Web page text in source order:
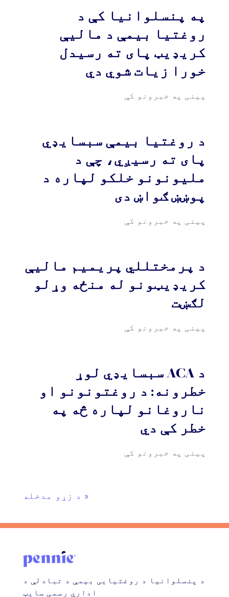
په پنسلوانیا کې د
روغتیا بیمې د مالیې
کریډیټ پای ته رسیدل
خورا زیات شوي دي
پینی په خبرونو کې
د روغتیا بیمې سبسایډي
پای ته رسیږي، چې د
ملیونونو خلکو لپاره د
پوښښ ګواښ دی
پینی په خبرونو کې
د پرمختللي پریمیم مالیې
کریډیټونو له منځه وړلو
لګښت
پینی په خبرونو کې
د ACA سبسایډي لوړ
خطرونه: د روغتونونو او
ناروغانو لپاره څه په
خطر کې دي
پینی په خبرونو کې
« د زړو مدخله
د پنسلوانیا د روغتیایی بیمې د تبادلې د
ادارې رسمی سایټ